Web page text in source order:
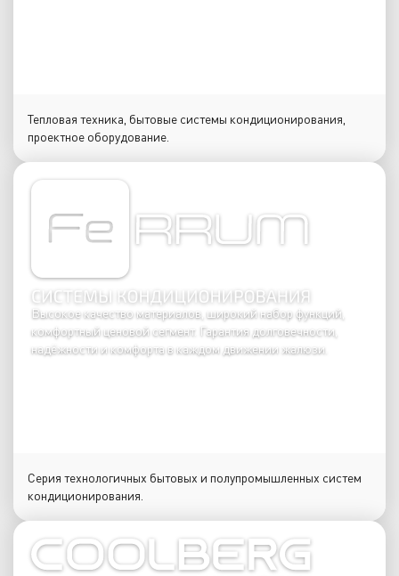
Тепловая техника, бытовые системы кондиционирования,
проектное оборудование.
Высокое качество материалов, широкий набор функций,
комфортный ценовой сегмент. Гарантия долговечности,
надёжности и комфорта в каждом движении жалюзи.
Серия технологичных бытовых и полупромышленных систем
кондиционирования.